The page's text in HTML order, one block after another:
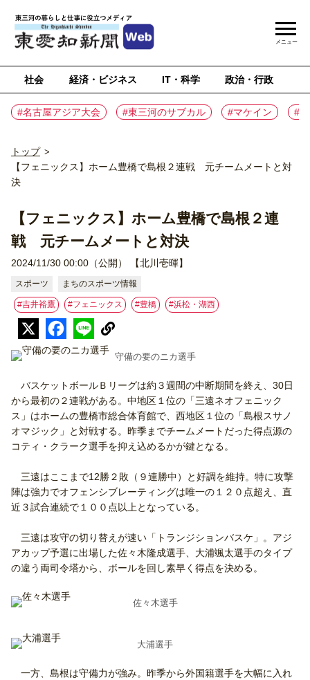
社会 経済・ビジネス IT・科学 政治・行政
#名古屋アジア大会 #東三河のサブカル #マケイン #
メニュー
トップ >
【フェニックス】ホーム豊橋で島根２連戦 元チームメートと対
決
【フェニックス】ホーム豊橋で島根２連
戦 元チームメートと対決
2024/11/30 00:00（公開） 【北川壱暉】
スポーツ まちのスポーツ情報
#吉井裕鷹 #フェニックス #豊橋 #浜松・湖西
守備の要のニカ選手
バスケットボールＢリーグは約３週間の中断期間を終え、30日
から最初の２連戦がある。中地区１位の「三遠ネオフェニック
ス」はホームの豊橋市総合体育館で、西地区１位の「島根スサノ
オマジック」と対戦する。昨季までチームメートだった得点源の
コティ・クラーク選手を抑え込めるかが鍵となる。
三遠はここまで12勝２敗（９連勝中）と好調を維持。特に攻撃
陣は強力でオフェンシブレーティングは唯一の１２０点超え、直
近３試合連続で１００点以上となっている。
三遠は攻守の切り替えが速い「トランジションバスケ」。アジ
アカップ予選に出場した佐々木隆成選手、大浦颯太選手のタイプ
の違う両司令塔から、ボールを回し素早く得点を決める。
佐々木選手
大浦選手
一方、島根は守備力が強み。昨季から外国籍選手を大幅に入れ